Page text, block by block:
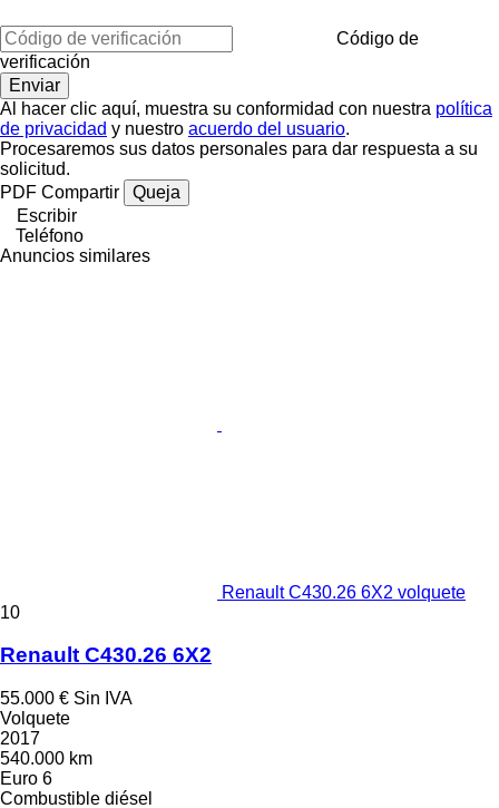
Código de
verificación
Al hacer clic aquí, muestra su conformidad con nuestra política
de privacidad y nuestro acuerdo del usuario.
Procesaremos sus datos personales para dar respuesta a su
solicitud.
PDF Compartir
Queja
Escribir
Teléfono
Anuncios similares
Renault C430.26 6X2 volquete
10
Renault C430.26 6X2
55.000 € Sin IVA
Volquete
2017
540.000 km
Euro 6
Combustible diésel